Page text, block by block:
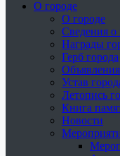
О городе
О городе
Сведения о
Награды
Герб города
Объявления
Устав
Летопись
Книга
Новости